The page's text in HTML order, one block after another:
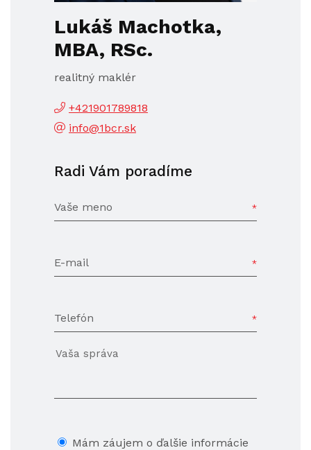
Lukáš Machotka,
MBA, RSc.
realitný maklér
+421901789818
info@1bcr.sk
Radi Vám poradíme
Vaše meno
E-mail
Telefón
Mám záujem o ďalšie informácie